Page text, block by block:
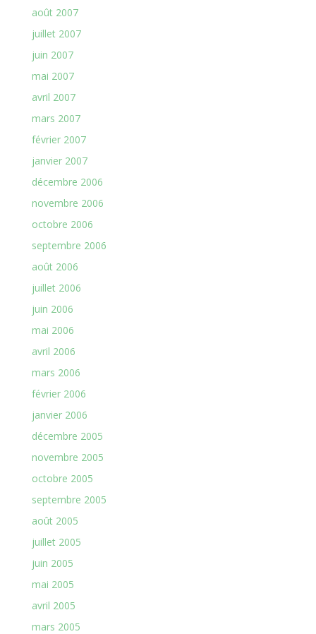
août 2007
juillet 2007
juin 2007
mai 2007
avril 2007
mars 2007
février 2007
janvier 2007
décembre 2006
novembre 2006
octobre 2006
septembre 2006
août 2006
juillet 2006
juin 2006
mai 2006
avril 2006
mars 2006
février 2006
janvier 2006
décembre 2005
novembre 2005
octobre 2005
septembre 2005
août 2005
juillet 2005
juin 2005
mai 2005
avril 2005
mars 2005